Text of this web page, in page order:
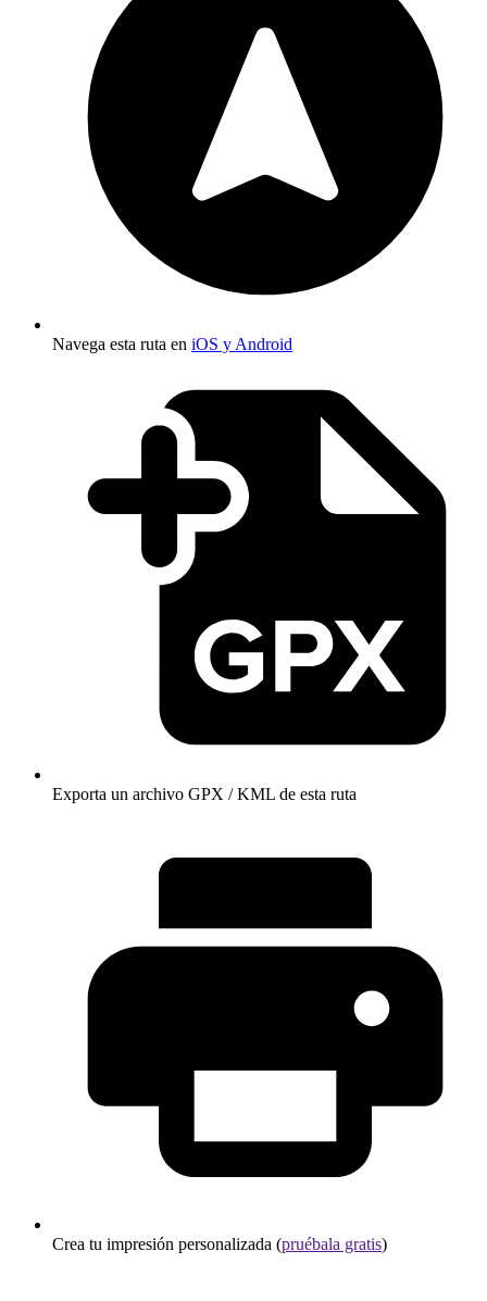
Navega esta ruta en iOS y Android
Exporta un archivo GPX / KML de esta ruta
Crea tu impresión personalizada (pruébala gratis)